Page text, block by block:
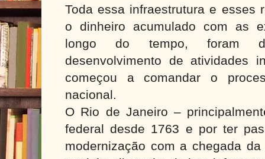
Toda essa infraestrutura e esses
o dinheiro acumulado com as
longo do tempo, foram
desenvolvimento de atividades
começou a comandar o
nacional.
O Rio de Janeiro –
federal desde 1763 e por ter
modernização com a chegada